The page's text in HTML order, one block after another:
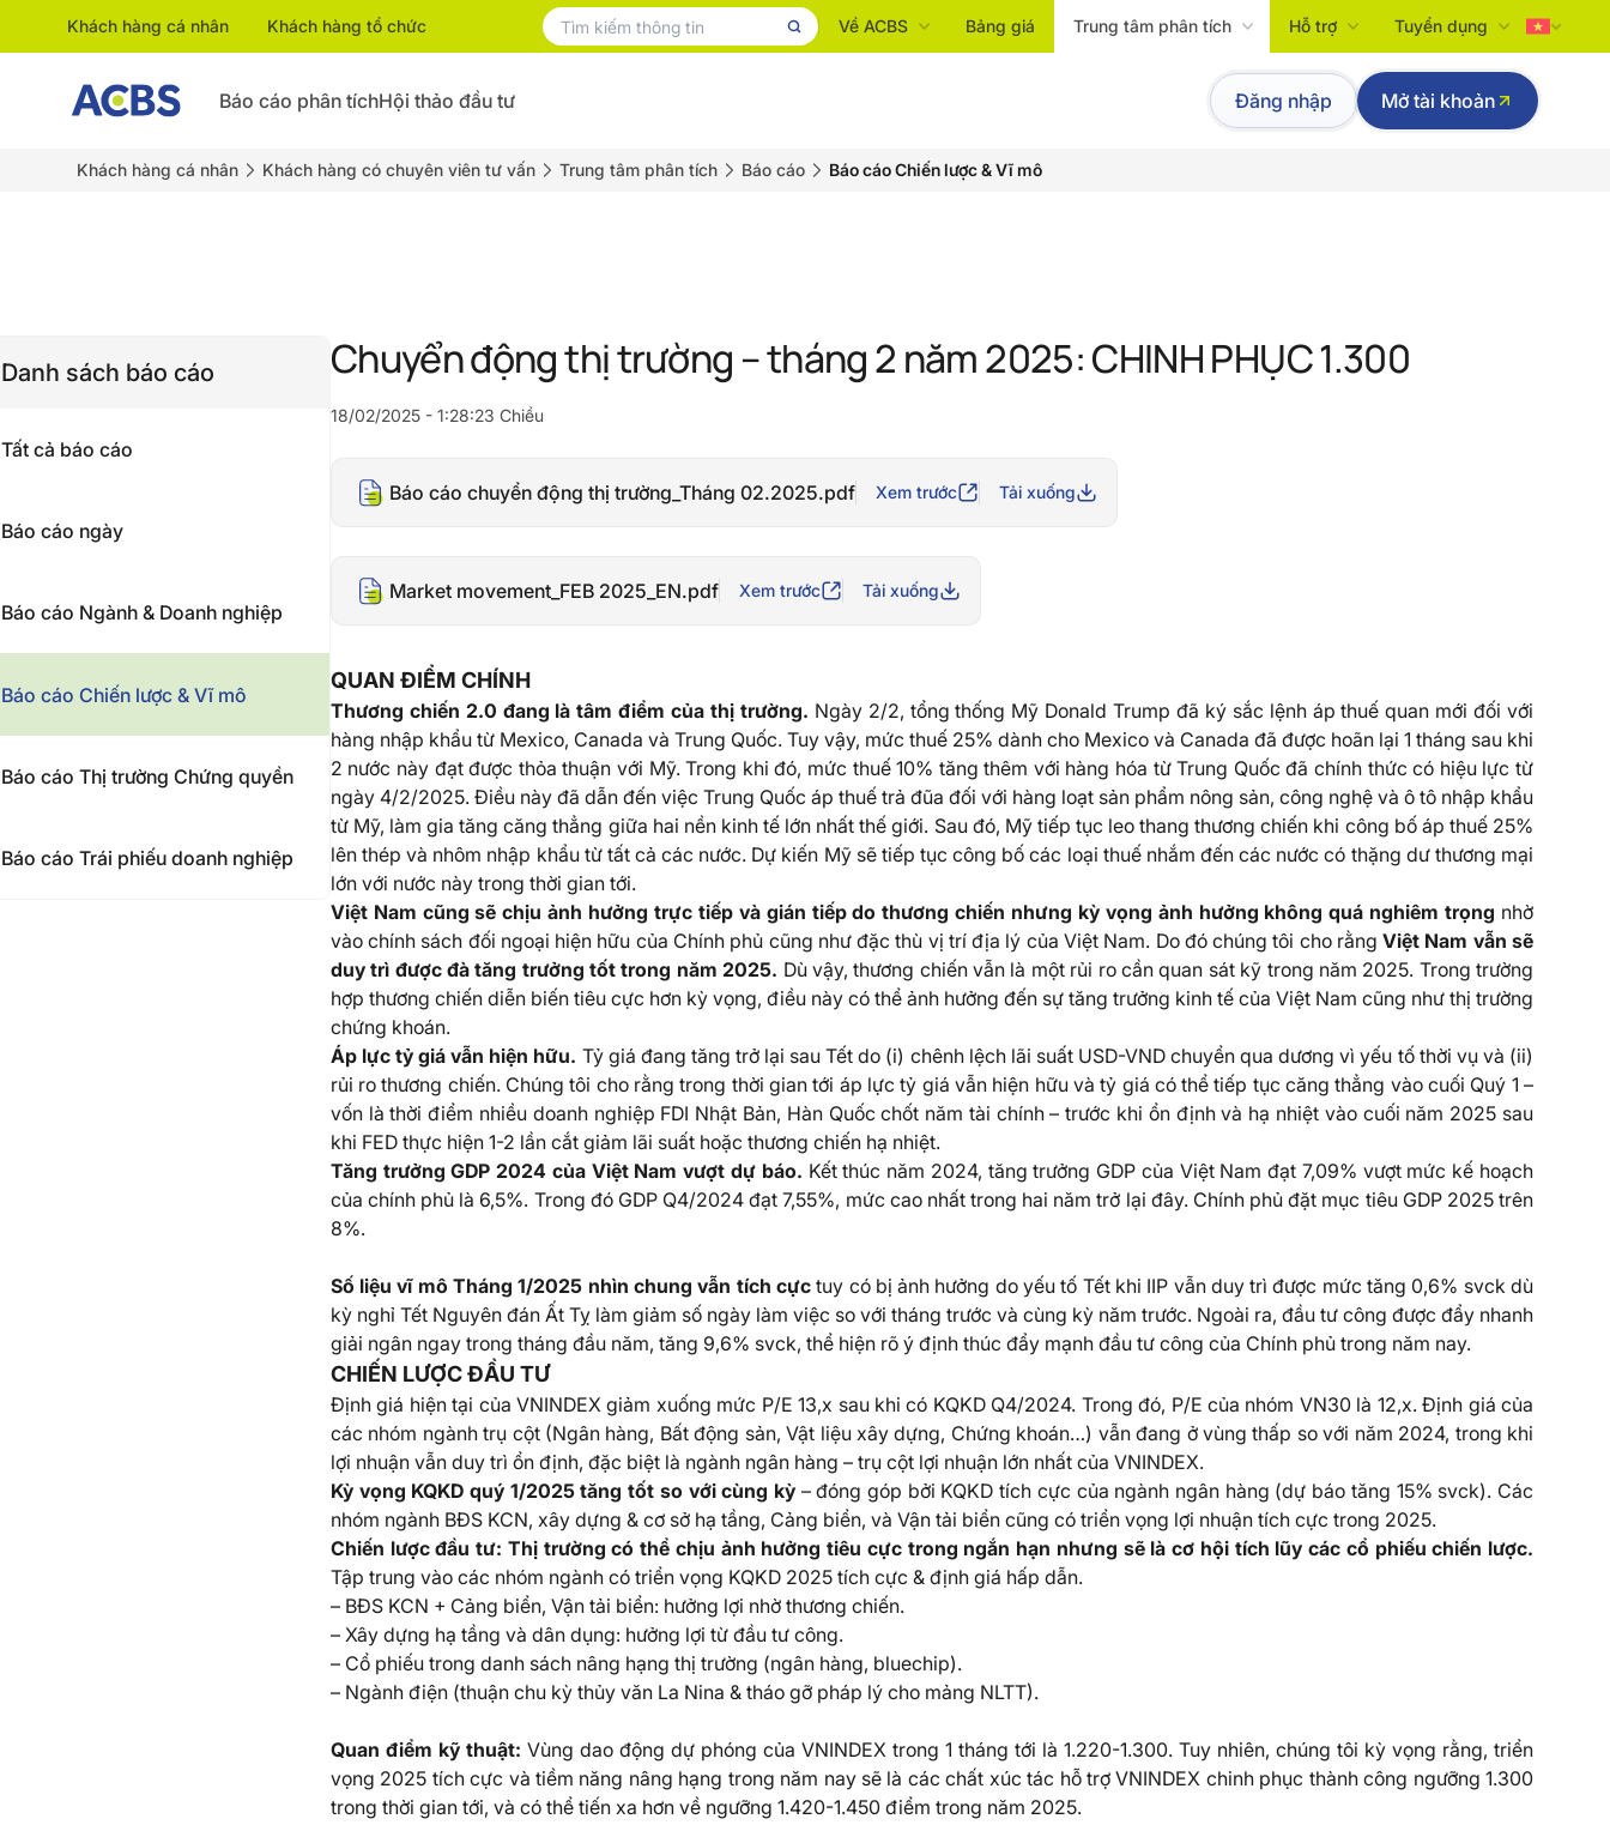
Khách hàng cá nhân Khách hàng tổ chức Về ACBS Bảng giá Trung tâm phân tích Hỗ trợ Tuyển dụng
Tiếng Việt
English
Báo cáo phân tíchHội thảo đầu tư Đăng nhập Mở tài khoản
Khách hàng cá nhân Khách hàng có chuyên viên tư vấn Trung tâm phân tích Báo cáo Báo cáo Chiến lược & Vĩ mô
Danh sách báo cáo
Tất cả báo cáo
Báo cáo ngày
Báo cáo Ngành & Doanh nghiệp
Báo cáo Chiến lược & Vĩ mô
Báo cáo Thị trường Chứng quyền
Báo cáo Trái phiếu doanh nghiệp
Chuyển động thị trường – tháng 2 năm 2025: CHINH PHỤC 1.300
18/02/2025 - 1:28:23 Chiều
Báo cáo chuyển động thị trường_Tháng 02.2025.pdf Xem trước Tải xuống
Market movement_FEB 2025_EN.pdf Xem trước Tải xuống
QUAN ĐIỂM CHÍNH
Thương chiến 2.0 đang là tâm điểm của thị trường. Ngày 2/2, tổng thống Mỹ Donald Trump đã ký sắc lệnh áp thuế quan mới đối với
hàng nhập khẩu từ Mexico, Canada và Trung Quốc. Tuy vậy, mức thuế 25% dành cho Mexico và Canada đã được hoãn lại 1 tháng sau khi
2 nước này đạt được thỏa thuận với Mỹ. Trong khi đó, mức thuế 10% tăng thêm với hàng hóa từ Trung Quốc đã chính thức có hiệu lực từ
ngày 4/2/2025. Điều này đã dẫn đến việc Trung Quốc áp thuế trả đũa đối với hàng loạt sản phẩm nông sản, công nghệ và ô tô nhập khẩu
từ Mỹ, làm gia tăng căng thẳng giữa hai nền kinh tế lớn nhất thế giới. Sau đó, Mỹ tiếp tục leo thang thương chiến khi công bố áp thuế 25%
lên thép và nhôm nhập khẩu từ tất cả các nước. Dự kiến Mỹ sẽ tiếp tục công bố các loại thuế nhắm đến các nước có thặng dư thương mại
lớn với nước này trong thời gian tới.
Việt Nam cũng sẽ chịu ảnh hưởng trực tiếp và gián tiếp do thương chiến nhưng kỳ vọng ảnh hưởng không quá nghiêm trọng nhờ
vào chính sách đối ngoại hiện hữu của Chính phủ cũng như đặc thù vị trí địa lý của Việt Nam. Do đó chúng tôi cho rằngViệt Nam vẫn sẽ
duy trì được đà tăng trưởng tốt trong năm 2025. Dù vậy, thương chiến vẫn là một rủi ro cần quan sát kỹ trong năm 2025. Trong trường
hợp thương chiến diễn biến tiêu cực hơn kỳ vọng, điều này có thể ảnh hưởng đến sự tăng trưởng kinh tế của Việt Nam cũng như thị trường
chứng khoán.
Áp lực tỷ giá vẫn hiện hữu. Tỷ giá đang tăng trở lại sau Tết do (i) chênh lệch lãi suất USD-VND chuyển qua dương vì yếu tố thời vụ và (ii)
rủi ro thương chiến. Chúng tôi cho rằng trong thời gian tới áp lực tỷ giá vẫn hiện hữu và tỷ giá có thể tiếp tục căng thẳng vào cuối Quý 1 –
vốn là thời điểm nhiều doanh nghiệp FDI Nhật Bản, Hàn Quốc chốt năm tài chính – trước khi ổn định và hạ nhiệt vào cuối năm 2025 sau
khi FED thực hiện 1-2 lần cắt giảm lãi suất hoặc thương chiến hạ nhiệt.
Tăng trưởng GDP 2024 của Việt Nam vượt dự báo. Kết thúc năm 2024, tăng trưởng GDP của Việt Nam đạt 7,09% vượt mức kế hoạch
của chính phủ là 6,5%. Trong đó GDP Q4/2024 đạt 7,55%, mức cao nhất trong hai năm trở lại đây. Chính phủ đặt mục tiêu GDP 2025 trên
8%.
Số liệu vĩ mô Tháng 1/2025 nhìn chung vẫn tích cựctuy có bị ảnh hưởng do yếu tố Tết khi IIP vẫn duy trì được mức tăng 0,6% svck dù
kỳ nghỉ Tết Nguyên đán Ất Tỵ làm giảm số ngày làm việc so với tháng trước và cùng kỳ năm trước. Ngoài ra, đầu tư công được đẩy nhanh
giải ngân ngay trong tháng đầu năm, tăng 9,6% svck, thể hiện rõ ý định thúc đẩy mạnh đầu tư công của Chính phủ trong năm nay.
CHIẾN LƯỢC ĐẦU TƯ
Định giá hiện tại của VNINDEX giảm xuống mức P/E 13,x sau khi có KQKD Q4/2024. Trong đó, P/E của nhóm VN30 là 12,x. Định giá của
các nhóm ngành trụ cột (Ngân hàng, Bất động sản, Vật liệu xây dựng, Chứng khoán…) vẫn đang ở vùng thấp so với năm 2024, trong khi
lợi nhuận vẫn duy trì ổn định, đặc biệt là ngành ngân hàng – trụ cột lợi nhuận lớn nhất của VNINDEX.
Kỳ vọng KQKD quý 1/2025 tăng tốt so với cùng kỳ– đóng góp bởi KQKD tích cực của ngành ngân hàng (dự báo tăng 15% svck). Các
nhóm ngành BĐS KCN, xây dựng & cơ sở hạ tầng, Cảng biển, và Vận tải biển cũng có triển vọng lợi nhuận tích cực trong 2025.
Chiến lược đầu tư: Thị trường có thể chịu ảnh hưởng tiêu cực trong ngắn hạn nhưng sẽ là cơ hội tích lũy các cổ phiếu chiến lược.
Tập trung vào các nhóm ngành có triển vọng KQKD 2025 tích cực & định giá hấp dẫn.
– BĐS KCN + Cảng biển, Vận tải biển: hưởng lợi nhờ thương chiến.
– Xây dựng hạ tầng và dân dụng: hưởng lợi từ đầu tư công.
– Cổ phiếu trong danh sách nâng hạng thị trường (ngân hàng, bluechip).
– Ngành điện (thuận chu kỳ thủy văn La Nina & tháo gỡ pháp lý cho mảng NLTT).
Quan điểm kỹ thuật: Vùng dao động dự phóng của VNINDEX trong 1 tháng tới là 1.220-1.300. Tuy nhiên, chúng tôi kỳ vọng rằng, triển
vọng 2025 tích cực và tiềm năng nâng hạng trong năm nay sẽ là các chất xúc tác hỗ trợ VNINDEX chinh phục thành công ngưỡng 1.300
trong thời gian tới, và có thể tiến xa hơn về ngưỡng 1.420-1.450 điểm trong năm 2025.